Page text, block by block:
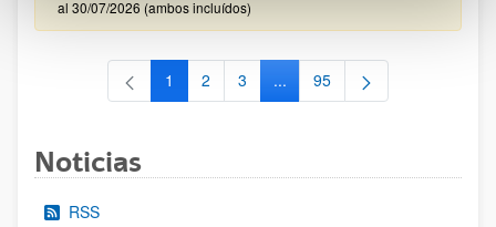
al 30/07/2026 (ambos incluídos)
Página
1 Página
2 Página
3 ...Páginas intermedias Use TAB
Página
95
Noticias
RSS